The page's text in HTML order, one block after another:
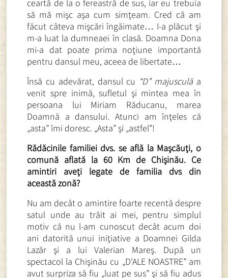
ceartă de la o fereastră de sus, iar eu trebuia
să mă mişc aşa cum simţeam. Cred că am
făcut câteva mişcări îngăimate… I-a plăcut şi
m-a luat la dumneaei în clasă. Doamna Dona
mi-a dat poate prima noţiune importantă
pentru dansul meu, aceea de libertate…
Însă cu adevărat, dansul cu “D” majusculăa
venit spre inimă, sufletul şi mintea mea în
persoana lui Miriam Răducanu, marea
Doamnă a dansului. Atunci am înţeles că
„asta” îmi doresc. „Asta” şi „astfel”!
Rădăcinile familiei dvs. se află la Maşcăuţi, o
comună aflată la 60 Km de Chişinău. Ce
amintiri aveţi legate de familia dvs din
această zonă?
Nu am decât o amintire foarte recentă despre
satul unde au trăit ai mei, pentru simplul
motiv că nu l-am cunoscut decât acum doi
ani datorită unui iniţiative a Doamnei Gilda
Lazăr şi a lui Valerian Mareş. După un
spectacol la Chişinău cu „D’ALE NOASTRE” am
avut surpriza să fiu „luat pe sus” şi să fiu adus